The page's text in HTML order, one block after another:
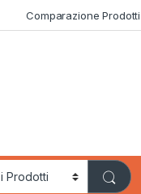
Comparazione Prodotti